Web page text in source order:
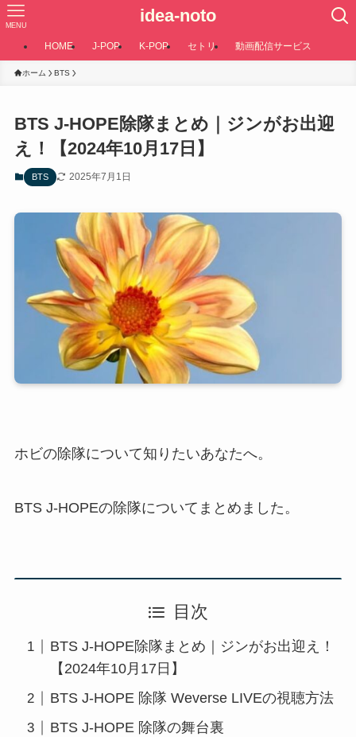
idea-noto
MENU
HOME J-POP K-POP セトリ 動画配信サービス
ホーム BTS
BTS J-HOPE除隊まとめ｜ジンがお出迎
え！【2024年10月17日】
BTS 2025年7月1日
ホビの除隊について知りたいあなたへ。
BTS J-HOPEの除隊についてまとめました。
目次
BTS J-HOPE除隊まとめ｜ジンがお出迎え！
【2024年10月17日】
BTS J-HOPE 除隊 Weverse LIVEの視聴方法
BTS J-HOPE 除隊の舞台裏